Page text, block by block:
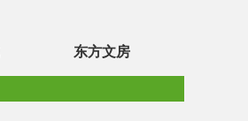
东方文房